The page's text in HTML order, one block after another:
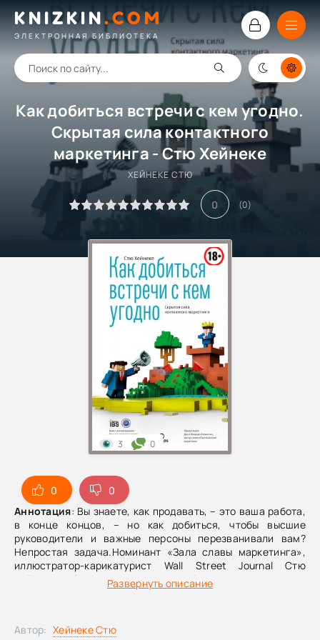
KNIZKIN.COM
ЭЛЕКТРОННАЯ БИБЛИОТЕКА
Как добиться встречи с кем угодно.
Скрытая сила контактного
маркетинга - Стю Хейнеке
ХЕЙНЕКЕ СТЮ
0 (0)
0
0
Аннотация: Вы знаете, как продавать, – это ваша работа,
в конце концов, – но как добиться, чтобы высшие
руководители и важные персоны перезванивали вам?
Непростая задача.Номинант «Зала славы маркетинга»,
иллюстратор-карикатурист Wall Street Journal Стю
Хейнеке обнаружил, что способен преодолеть все
традиционные преграды и добраться до неуловимых
контактными кампаниями.Президенты, премьер-
Развернуть описание
3 0
Автор: Хейнеке Стю